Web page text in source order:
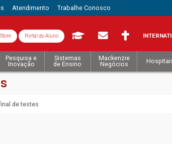
Atendimento Trabalhe Conosco
Portal do Aluno
Pesquisa e
Inovação
Sistemas
de Ensino
Mackenzie
Negócios
de testes